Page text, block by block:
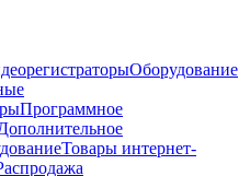
Оборудование
Программное
Товары интернет-